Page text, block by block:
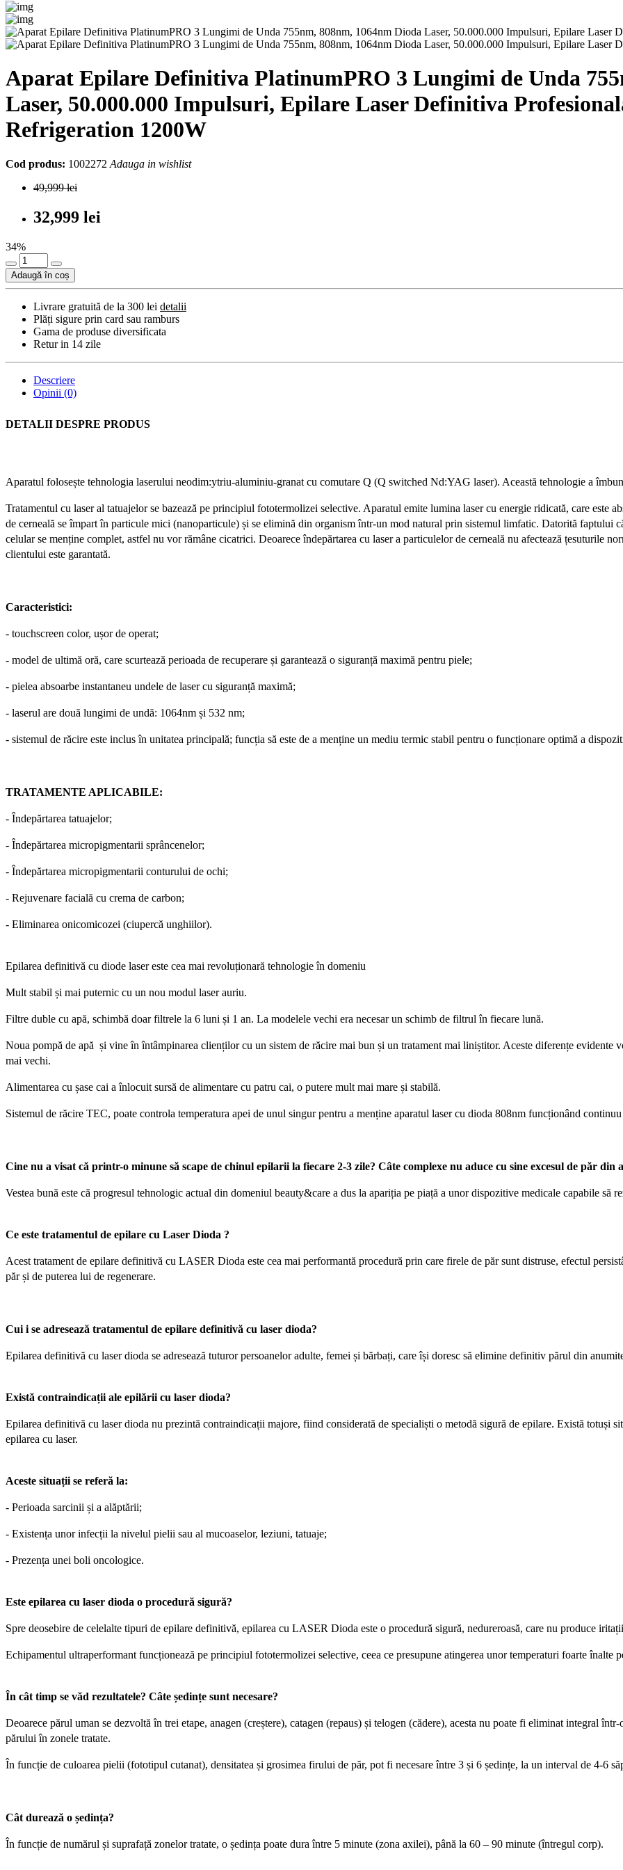
Aparat Epilare Definitiva PlatinumPRO 3 Lungimi de Unda
Laser, 50.000.000 Impulsuri, Epilare Laser Definitiva
Refrigeration 1200W
Cod produs: 1002272 Adauga in wishlist
49,999 lei
32,999 lei
34%
Adaugă în coș
Livrare gratuită de la 300 lei detalii
Plăți sigure prin card sau ramburs
Gama de produse diversificata
Retur in 14 zile
Descriere
Opinii (0)
DETALII DESPRE PRODUS
Aparatul folosește tehnologia laserului neodim:ytriu-aluminiu-granat cu comutare Q (Q switched Nd:YAG laser). Această tehnologie a
Tratamentul cu laser al tatuajelor se bazează pe principiul fototermolizei selective. Aparatul emite lumina laser cu energie ridicată, care este
de cerneală se împart în particule mici (nanoparticule) și se elimină din organism într-un mod natural prin sistemul limfatic. Datorită faptului
celular se menține complet, astfel nu vor rămâne cicatrici. Deoarece îndepărtarea cu laser a particulelor de cerneală nu afectează țesuturile
clientului este garantată.
Caracteristici:
- touchscreen color, ușor de operat;
- model de ultimă oră, care scurtează perioada de recuperare și garantează o siguranță maximă pentru piele;
- pielea absoarbe instantaneu undele de laser cu siguranță maximă;
- laserul are două lungimi de undă: 1064nm și 532 nm;
- sistemul de răcire este inclus în unitatea principală; funcția să este de a menține un mediu termic stabil pentru o funcționare optimă a
TRATAMENTE APLICABILE:
- Îndepărtarea tatuajelor;
- Îndepărtarea micropigmentarii sprâncenelor;
- Îndepărtarea micropigmentarii conturului de ochi;
- Rejuvenare facială cu crema de carbon;
- Eliminarea onicomicozei (ciupercă unghiilor).
Epilarea definitivă cu diode laser este cea mai revoluționară tehnologie în domeniu
Mult stabil și mai puternic cu un nou modul laser auriu.
Filtre duble cu apă, schimbă doar filtrele la 6 luni și 1 an. La modelele vechi era necesar un schimb de filtrul în fiecare lună.
Noua pompă de apă și vine în întâmpinarea clienților cu un sistem de răcire mai bun și un tratament mai liniștitor. Aceste diferențe evidente
mai vechi.
Alimentarea cu șase cai a înlocuit sursă de alimentare cu patru cai, o putere mult mai mare și stabilă.
Sistemul de răcire TEC, poate controla temperatura apei de unul singur pentru a menține aparatul laser cu dioda 808nm funcționând
Cine nu a visat că printr-o minune să scape de chinul epilarii la fiecare 2-3 zile? Câte complexe nu aduce cu sine excesul de păr din
Vestea bună este că progresul tehnologic actual din domeniul beauty&care a dus la apariția pe piață a unor dispozitive medicale capabile să
Ce este tratamentul de epilare cu Laser Dioda ?
Acest tratament de epilare definitivă cu LASER Dioda este cea mai performantă procedură prin care firele de păr sunt distruse, efectul
păr și de puterea lui de regenerare.
Cui i se adresează tratamentul de epilare definitivă cu laser dioda?
Epilarea definitivă cu laser dioda se adresează tuturor persoanelor adulte, femei și bărbați, care își doresc să elimine definitiv părul din
Există contraindicații ale epilării cu laser dioda?
Epilarea definitivă cu laser dioda nu prezintă contraindicații majore, fiind considerată de specialiști o metodă sigură de epilare. Există totuși
epilarea cu laser.
Aceste situații se referă la:
- Perioada sarcinii și a alăptării;
- Existența unor infecții la nivelul pielii sau al mucoaselor, leziuni, tatuaje;
- Prezența unei boli oncologice.
Este epilarea cu laser dioda o procedură sigură?
Spre deosebire de celelalte tipuri de epilare definitivă, epilarea cu LASER Dioda este o procedură sigură, nedureroasă, care nu produce
Echipamentul ultraperformant funcționează pe principiul fototermolizei selective, ceea ce presupune atingerea unor temperaturi foarte înalte
În cât timp se văd rezultatele? Câte ședințe sunt necesare?
Deoarece părul uman se dezvoltă în trei etape, anagen (creștere), catagen (repaus) și telogen (cădere), acesta nu poate fi eliminat integral
părului în zonele tratate.
În funcție de culoarea pielii (fototipul cutanat), densitatea și grosimea firului de păr, pot fi necesare între 3 și 6 ședințe, la un interval de 4-6
Cât durează o ședința?
În funcție de numărul și suprafață zonelor tratate, o ședința poate dura între 5 minute (zona axilei), până la 60 – 90 minute (întregul corp).